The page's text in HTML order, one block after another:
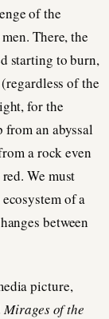
of the
There, the
starting to burn,
of the
for the
an abyssal
a rock even
We must
of a
between
picture,
Mirages of the